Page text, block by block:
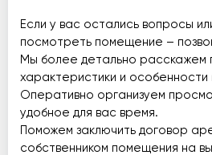
Если у вас остались вопросы
посмотреть помещение –
Мы более детально расскажем
характеристики и
Оперативно организуем
удобное для вас время.
Поможем заключить договор
собственником помещения на